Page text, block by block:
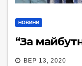
НОВИНИ
“За
ВЕР 13, 2020